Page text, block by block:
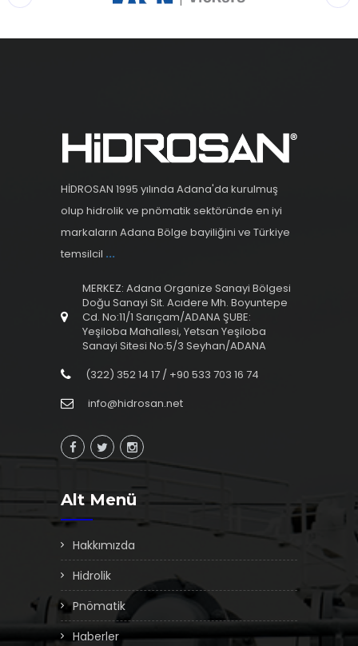
HİDROSAN 1995 yılında Adana'da kurulmuş
olup hidrolik ve pnömatik sektöründe en iyi
markaların Adana Bölge bayiliğini ve Türkiye
temsilcil ...
MERKEZ: Adana Organize Sanayi Bölgesi
Doğu Sanayi Sit. Acıdere Mh. Boyuntepe
Cd. No:11/1 Sarıçam/ADANA ŞUBE:
Yeşiloba Mahallesi, Yetsan Yeşiloba
Sanayi Sitesi No:5/3 Seyhan/ADANA
(322) 352 14 17 / +90 533 703 16 74
info@hidrosan.net
Alt Menü
Hakkımızda
Hidrolik
Pnömatik
Haberler